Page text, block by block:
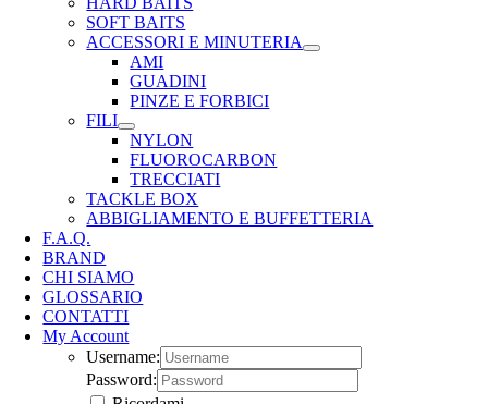
SOFT BAITS
ACCESSORI E MINUTERIA
AMI
GUADINI
PINZE E FORBICI
FILI
NYLON
FLUOROCARBON
TRECCIATI
TACKLE BOX
ABBIGLIAMENTO E BUFFETTERIA
F.A.Q.
BRAND
CHI SIAMO
GLOSSARIO
CONTATTI
My Account
Username:
Password: